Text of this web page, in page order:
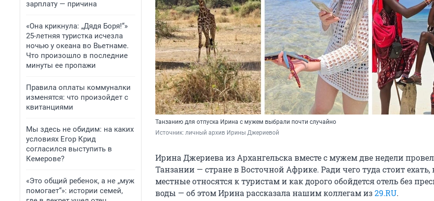
зарплату — причина
«Она крикнула: „Дядя Боря!“»
25-летняя туристка исчезла
ночью у океана во Вьетнаме.
Что произошло в последние
минуты ее пропажи
Правила оплаты коммуналки
изменятся: что произойдет с
квитанциями
Мы здесь не обидим: на каких
условиях Егор Крид
согласился выступить в
Кемерове?
«Это общий ребенок, а не „муж
помогает“»: истории семей,
Танзанию для отпуска Ирина с мужем выбрали почти случайно
Источник: личный архив Ирины Джериевой
Ирина Джериева из Архангельска вместе с мужем две недели
Танзании — стране в Восточной Африке. Ради чего туда стоит ехать,
местные относятся к туристам и как дорого обойдется отель без
воды — об этом Ирина рассказала нашим коллегам из29.RU.